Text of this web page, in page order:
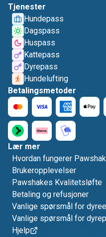
Tjenester
Hundepass
Dagspass
Huspass
Kattepass
Dyrepass
Hundelufting
Betalingsmetoder
Lær mer
Hvordan fungerer
Brukeropplevelser
Pawshakes Kvalitetsløfte
Betaling og refusjoner
Vanlige spørsmål for
Vanlige spørsmål for
Hjelp